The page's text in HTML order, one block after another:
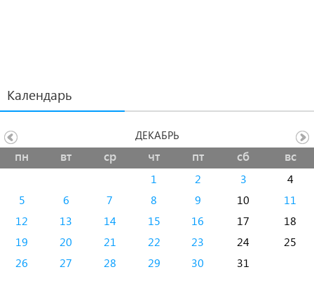
Календарь
пн вт ср чт пт сб вс
1 2 3
4
5
6 7 8 9 10
11
12
13 14 15 16 17
18
19
20 21 22 23 24
25
26
27 28 29 30 31
ДЕКАБРЬ